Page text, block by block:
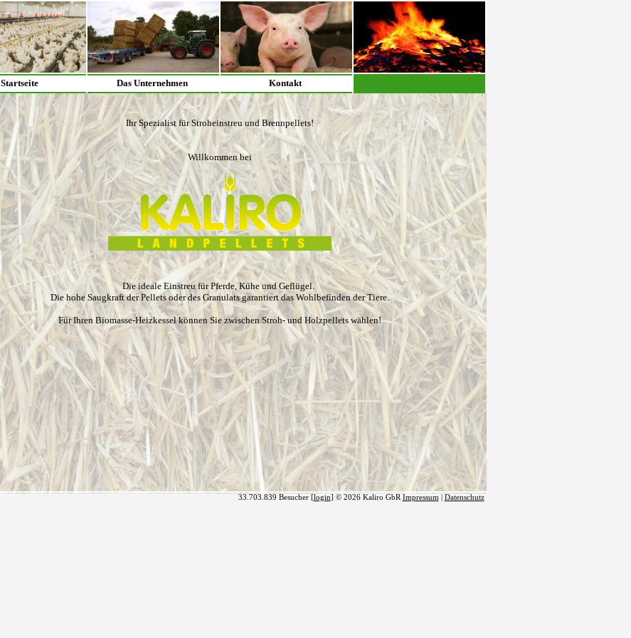
Startseite Das Unternehmen Kontakt
Ihr Spezialist für Stroheinstreu und Brennpellets!
Willkommen bei
Die ideale Einstreu für Pferde, Kühe und Geflügel.
Die hohe Saugkraft der Pellets oder des Granulats garantiert das Wohlbefinden der Tiere.
Für Ihren Biomasse-Heizkessel können Sie zwischen Stroh- und Holzpellets wählen!
33.703.839 Besucher [login] © 2026 Kaliro GbR Impressum Datenschutz